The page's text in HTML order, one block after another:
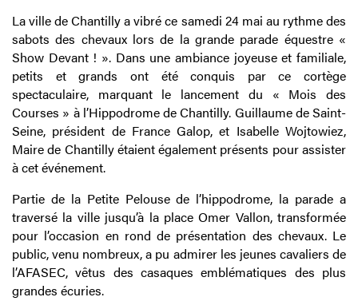
La ville de Chantilly a vibré ce samedi 24 mai au rythme des
sabots des chevaux lors de la grande parade équestre «
Show Devant ! ». Dans une ambiance joyeuse et familiale,
petits et grands ont été conquis par ce cortège
spectaculaire, marquant le lancement du « Mois des
Courses » à l’Hippodrome de Chantilly. Guillaume de Saint-
Seine, président de France Galop, et Isabelle Wojtowiez,
Maire de Chantilly étaient également présents pour assister
à cet événement.
Partie de la Petite Pelouse de l’hippodrome, la parade a
traversé la ville jusqu’à la place Omer Vallon, transformée
pour l’occasion en rond de présentation des chevaux. Le
public, venu nombreux, a pu admirer les jeunes cavaliers de
l’AFASEC, vêtus des casaques emblématiques des plus
grandes écuries.